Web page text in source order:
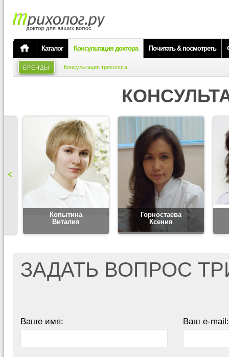
Каталог Консультация доктора Почитать & посмотреть
БРЕНДЫ Консультация трихолога
Копытина
Виталия
Горностаева
Ксения
ЗАДАТЬ ВОПРОС
Ваше имя: Ваш e-mail: